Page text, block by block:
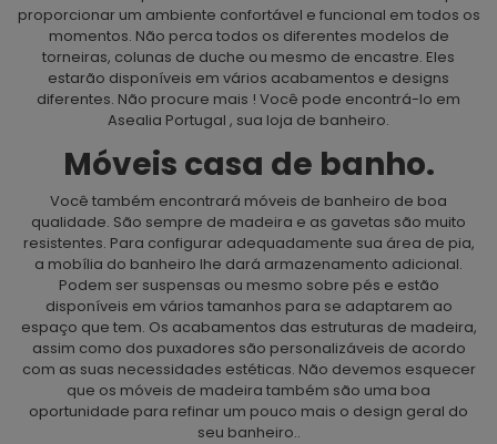
proporcionar um ambiente confortável e funcional em todos os
momentos. Não perca todos os diferentes modelos de
torneiras, colunas de duche ou mesmo de encastre. Eles
estarão disponíveis em vários acabamentos e designs
diferentes. Não procure mais ! Você pode encontrá-lo em
Asealia Portugal , sua loja de banheiro.
Móveis casa de banho.
Você também encontrará móveis de banheiro de boa
qualidade. São sempre de madeira e as gavetas são muito
resistentes. Para configurar adequadamente sua área de pia,
a mobília do banheiro lhe dará armazenamento adicional.
Podem ser suspensas ou mesmo sobre pés e estão
disponíveis em vários tamanhos para se adaptarem ao
espaço que tem. Os acabamentos das estruturas de madeira,
assim como dos puxadores são personalizáveis ​​de acordo
com as suas necessidades estéticas. Não devemos esquecer
que os móveis de madeira também são uma boa
oportunidade para refinar um pouco mais o design geral do
seu banheiro..